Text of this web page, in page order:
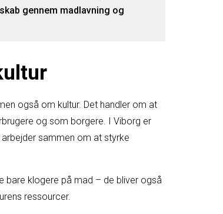
gennem madlavning og
også om kultur. Det handler om at
og som borgere. I Viborg er
sammen om at styrke
bare klogere på mad – de bliver også
ressourcer.